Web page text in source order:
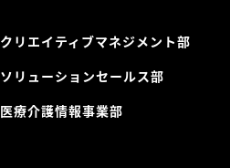
クリエイティブマネジメント部
ソリューションセールス部
医療介護情報事業部